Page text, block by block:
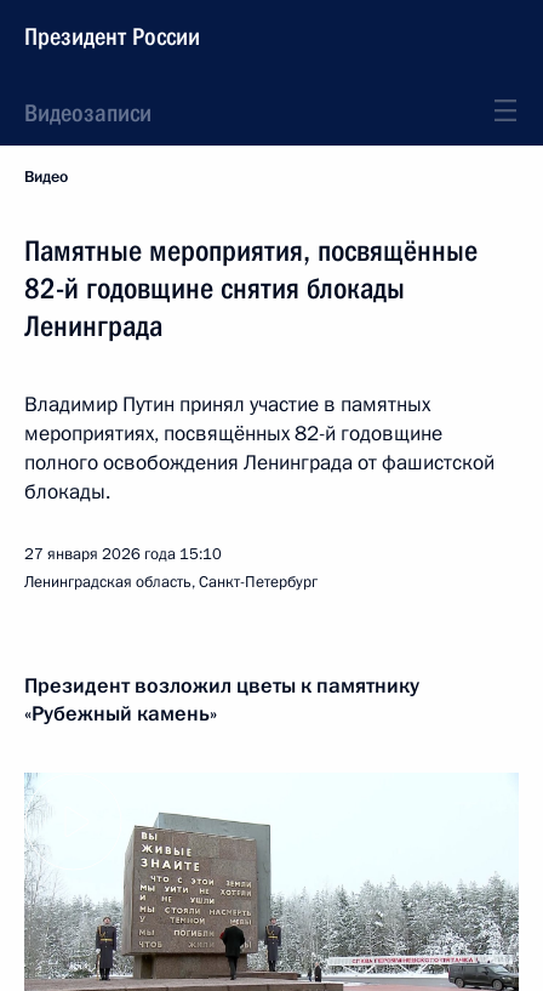
Президент России
Видеозаписи
Видео
Памятные мероприятия, посвящённые
82-й годовщине снятия блокады
Ленинграда
Владимир Путин принял участие в памятных
мероприятиях, посвящённых 82-й годовщине
полного освобождения Ленинграда от фашистской
блокады.
27 января 2026 года 15:10
Ленинградская область, Санкт-Петербург
Президент возложил цветы к памятнику
«Рубежный камень»